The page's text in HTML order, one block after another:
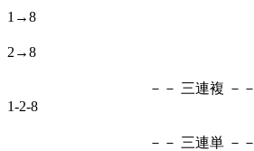
1→8
2→8
－－ 三連複 －－
1-2-8
－－ 三連単 －－